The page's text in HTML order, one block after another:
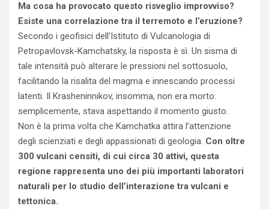
Ma cosa ha provocato questo risveglio improvviso?
Esiste una correlazione tra il terremoto e l’eruzione?
Secondo i geofisici dell’Istituto di Vulcanologia di
Petropavlovsk-Kamchatsky, la risposta è sì. Un sisma di
tale intensità può alterare le pressioni nel sottosuolo,
facilitando la risalita del magma e innescando processi
latenti. Il Krasheninnikov, insomma, non era morto:
semplicemente, stava aspettando il momento giusto.
Non è la prima volta che Kamchatka attira l’attenzione
degli scienziati e degli appassionati di geologia. Con oltre
300 vulcani censiti, di cui circa 30 attivi, questa
regione rappresenta uno dei più importanti laboratori
naturali per lo studio dell’interazione tra vulcani e
tettonica.